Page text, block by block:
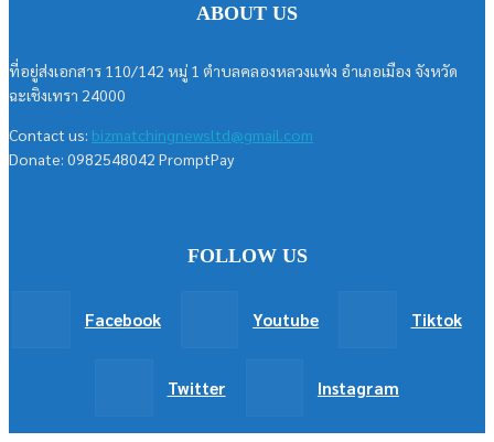
ABOUT US
ที่อยู่ส่งเอกสาร 110/142 หมู่ 1 ตำบลคลองหลวงแพ่ง อำเภอเมือง จังหวัด
ฉะเชิงเทรา 24000
Contact us: bizmatchingnewsltd@gmail.com
Donate: 0982548042 PromptPay
FOLLOW US
Facebook Youtube Tiktok
Twitter Instagram